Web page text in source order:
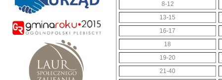
8-12
13-15
16-17
18
19-20
21-40